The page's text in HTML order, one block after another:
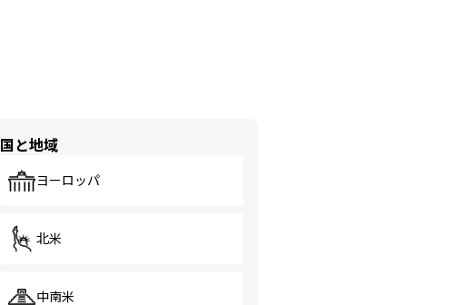
国と地域
ヨーロッパ
北米
中南米